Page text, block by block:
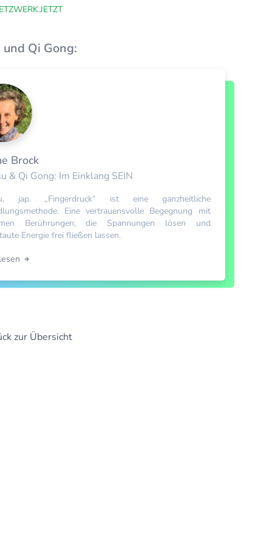
Qi Gong:
Brock
& Qi Gong: Im Einklang SEIN
jap. „Fingerdruck“ ist eine ganzheitliche
Eine vertrauensvolle Begegnung mit
Berührungen, die Spannungen lösen und
Energie frei fließen lassen.
zur Übersicht